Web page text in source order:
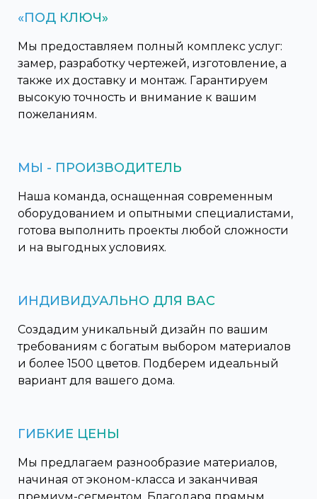
«ПОД КЛЮЧ»
Мы предоставляем полный комплекс услуг:
замер, разработку чертежей, изготовление, а
также их доставку и монтаж. Гарантируем
высокую точность и внимание к вашим
пожеланиям.
МЫ - ПРОИЗВОДИТЕЛЬ
Наша команда, оснащенная современным
оборудованием и опытными специалистами,
готова выполнить проекты любой сложности
и на выгодных условиях.
ИНДИВИДУАЛЬНО ДЛЯ ВАС
Создадим уникальный дизайн по вашим
требованиям с богатым выбором материалов
и более 1500 цветов. Подберем идеальный
вариант для вашего дома.
ГИБКИЕ ЦЕНЫ
Мы предлагаем разнообразие материалов,
начиная от эконом-класса и заканчивая